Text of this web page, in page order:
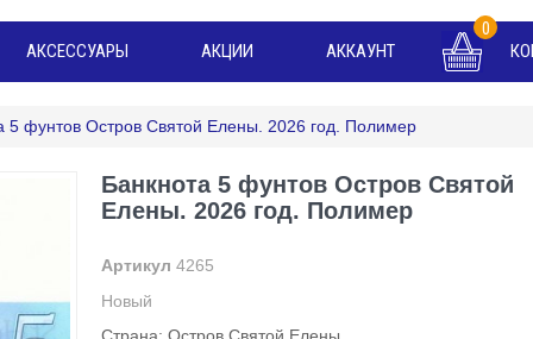
АКСЕССУАРЫ АКЦИИ АККАУНТ
0
5 фунтов Остров Святой Елены. 2026 год. Полимер
Банкнота 5 фунтов Остров Святой
Елены. 2026 год. Полимер
Артикул 4265
Новый